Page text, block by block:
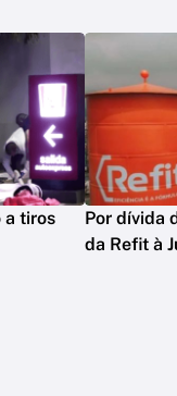
a tiros
Por dívida
da Refit à